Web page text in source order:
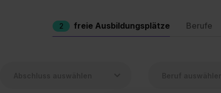
2 freie Ausbildungsplätze Berufe